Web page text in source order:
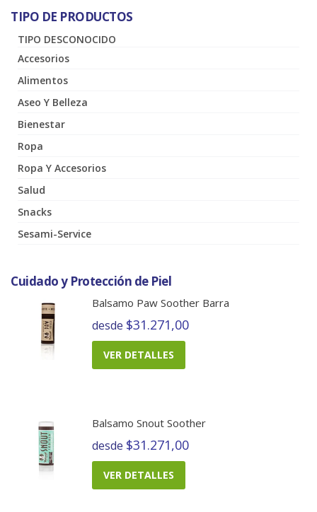
TIPO DE PRODUCTOS
TIPO DESCONOCIDO
Accesorios
Alimentos
Aseo Y Belleza
Bienestar
Ropa
Ropa Y Accesorios
Salud
Snacks
Sesami-Service
Cuidado y Protección de Piel
Balsamo Paw Soother Barra
desde $31.271,00
VER DETALLES
Balsamo Snout Soother
desde $31.271,00
VER DETALLES